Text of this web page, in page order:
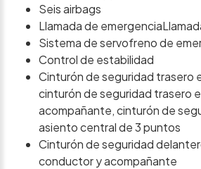
Seis airbags
Llamada de
Sistema de servofreno de
Control de estabilidad
Cinturón de seguridad trasero
cinturón de seguridad trasero
acompañante, cinturón de
asiento central de 3 puntos
Cinturón de seguridad
conductor y acompañante